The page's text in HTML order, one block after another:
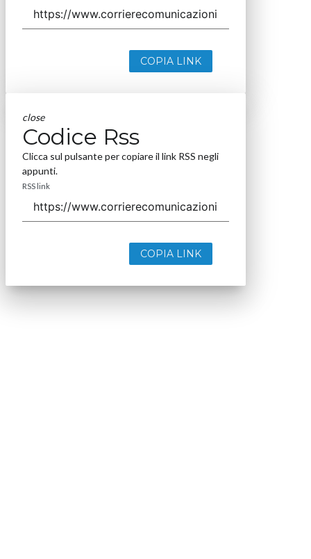
COPIA LINK
close
Codice Rss
Clicca sul pulsante per copiare il link RSS negli
appunti.
RSS link
COPIA LINK